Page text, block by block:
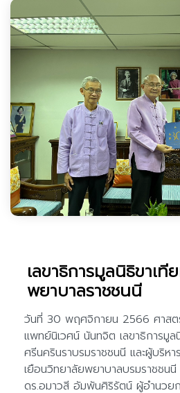
เลขาธิการมูลนิธิขาเ
พยาบาลราชชนนี